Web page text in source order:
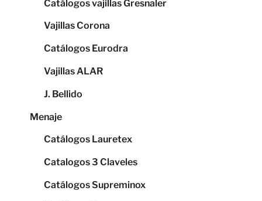
Catálogos vajillas Gresnaler
Vajillas Corona
Catálogos Eurodra
Vajillas ALAR
J. Bellido
Menaje
Catálogos Lauretex
Catalogos 3 Claveles
Catálogos Supreminox